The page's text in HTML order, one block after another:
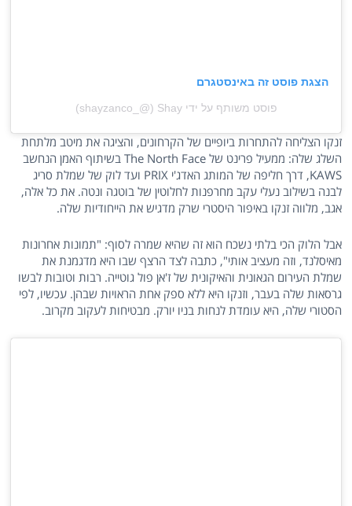
הצגת פוסט זה באינסטגרם
פוסט משותף על ידי ‏‎Shay‎‏ (@‏‎shayzanco_‎‏)
זנקו הצליחה להתחרות ביופיים של הקרחונים, והציגה את מיטב מלתחת
השלג שלה: ממעיל פרינט של The North Face בשיתוף האמן הנחשב
KAWS, דרך חליפה של המותג האדג'י PRIX ועד לוק של שמלת סריג
לבנה בשילוב נעלי עקב מחרפנות לחלוטין של בוטגה ונטה. את כל אלה,
אגב, מלווה זנקו באיפור היסטרי שרק מדגיש את הייחודיות שלה.
אבל הלוק הכי בלתי נשכח הוא זה שהיא שמרה לסוף: "תמונות אחרונות
מאיסלנד, וזה מעציב אותי", כתבה לצד הרצף שבו היא מדגמנת את
שמלת העירום הגאונית והאיקונית של ז'אן פול גוטייה. רבות וטובות לבשו
גרסאות שלה בעבר, וזנקו היא ללא ספק אחת הראויות שבהן. עכשיו, לפי
הסטורי שלה, היא עומדת לנחות בניו יורק. מבטיחות לעקוב מקרוב.